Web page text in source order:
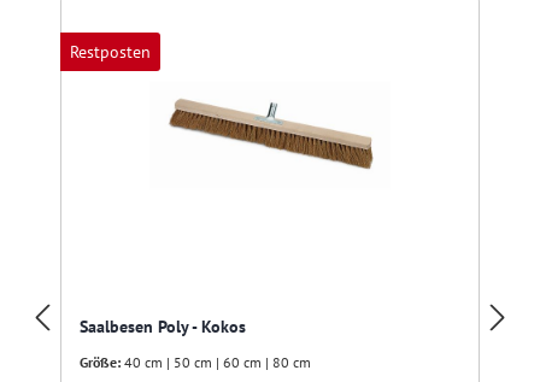
Restposten
Saalbesen Poly - Kokos
Größe: 40 cm | 50 cm | 60 cm | 80 cm